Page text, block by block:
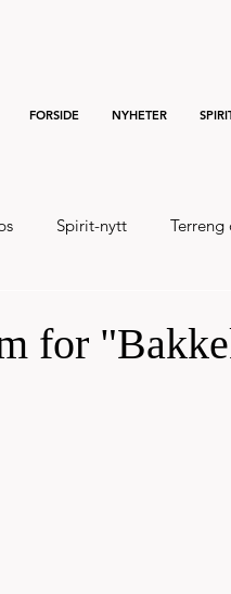
FORSIDE NYHETER
Spirit-nytt
for